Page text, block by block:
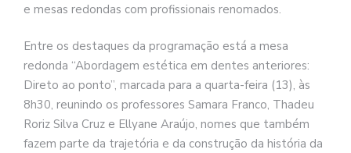
e mesas redondas com profissionais renomados.
Entre os destaques da programação está a mesa
redonda “Abordagem estética em dentes anteriores:
Direto ao ponto”, marcada para a quarta-feira (13), às
8h30, reunindo os professores Samara Franco, Thadeu
Roriz Silva Cruz e Ellyane Araújo, nomes que também
fazem parte da trajetória e da construção da história da